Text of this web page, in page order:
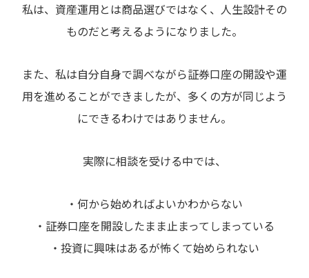
私は、資産運用とは商品選びではなく、人生設計その
ものだと考えるようになりました。
また、私は自分自身で調べながら証券口座の開設や運
用を進めることができましたが、多くの方が同じよう
にできるわけではありません。
実際に相談を受ける中では、
・何から始めればよいかわからない
・証券口座を開設したまま止まってしまっている
・投資に興味はあるが怖くて始められない